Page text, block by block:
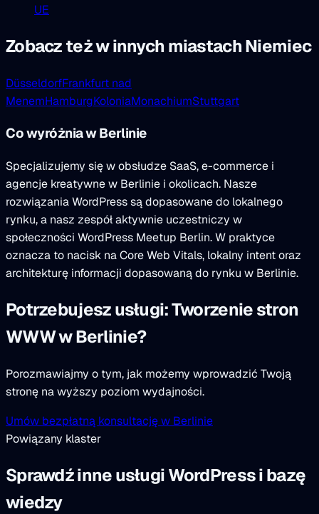
UE
Zobacz też w innych miastach Niemiec
DüsseldorfFrankfurt nad
MenemHamburgKoloniaMonachiumStuttgart
Co wyróżnia w Berlinie
Specjalizujemy się w obsłudze SaaS, e-commerce i
agencje kreatywne w Berlinie i okolicach. Nasze
rozwiązania WordPress są dopasowane do lokalnego
rynku, a nasz zespół aktywnie uczestniczy w
społeczności WordPress Meetup Berlin. W praktyce
oznacza to nacisk na Core Web Vitals, lokalny intent oraz
architekturę informacji dopasowaną do rynku w Berlinie.
Potrzebujesz usługi: Tworzenie stron
WWW w Berlinie?
Porozmawiajmy o tym, jak możemy wprowadzić Twoją
stronę na wyższy poziom wydajności.
Umów bezpłatną konsultację w Berlinie
Powiązany klaster
Sprawdź inne usługi WordPress i bazę
wiedzy